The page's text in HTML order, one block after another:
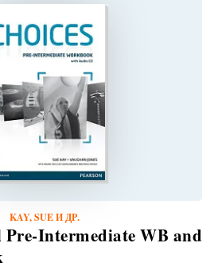
KAY, SUE И ДР.
Pre-Intermediate WB and